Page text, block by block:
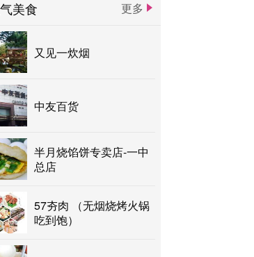
美食 更多
又见一炊烟
中友百货
半月烧馅饼专卖店-一中
总店
57夯肉 （无烟烧烤火锅
吃到饱）